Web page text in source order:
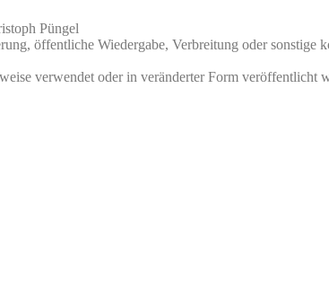
Püngel
öffentliche Wiedergabe, Verbreitung oder
verwendet oder in veränderter Form veröffentlicht